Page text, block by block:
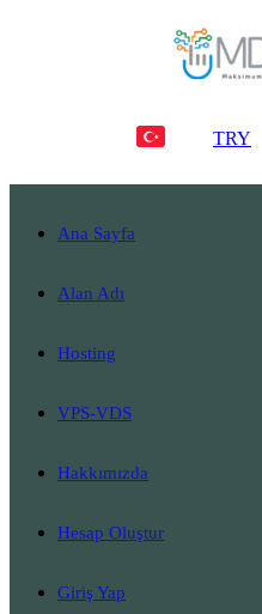
TRY
Ana Sayfa
Alan Adı
Hosting
VPS-VDS
Hakkımızda
Hesap Oluştur
Giriş Yap